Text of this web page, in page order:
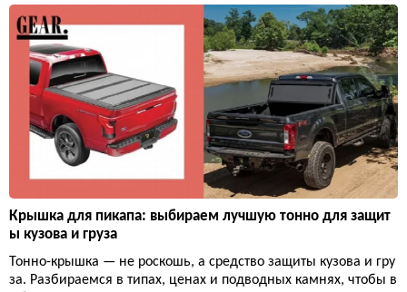
Крышка для пикапа: выбираем лучшую тонно для защит
ы кузова и груза
Тонно-крышка — не роскошь, а средство защиты кузова и гру
за. Разбираемся в типах, ценах и подводных камнях, чтобы в